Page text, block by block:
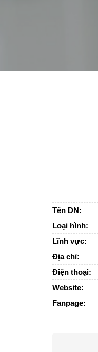
Tên DN:
Loại hình:
Lĩnh vực:
Địa chỉ:
Điện thoại:
Website:
Fanpage: